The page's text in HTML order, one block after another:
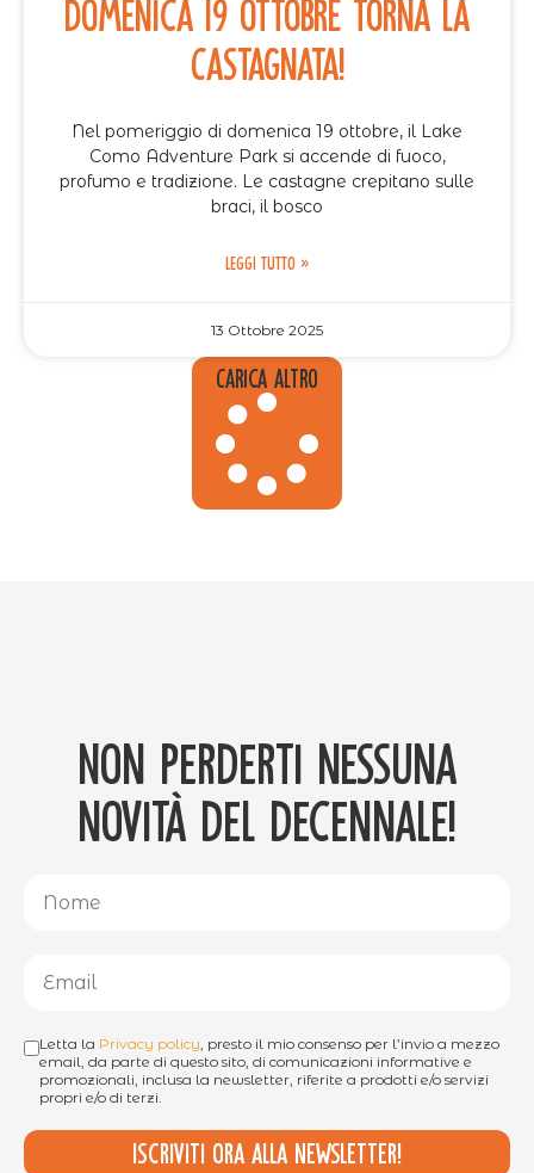
Domenica 19 ottobre torna la
Castagnata!
Nel pomeriggio di domenica 19 ottobre, il Lake
Como Adventure Park si accende di fuoco,
profumo e tradizione. Le castagne crepitano sulle
braci, il bosco
LEGGI TUTTO »
13 Ottobre 2025
Carica altro
Non perderti nessuna
novità del decennale!
Letta la Privacy policy, presto il mio consenso per l’invio a mezzo
email, da parte di questo sito, di comunicazioni informative e
promozionali, inclusa la newsletter, riferite a prodotti e/o servizi
propri e/o di terzi.
Iscriviti ora alla newsletter!